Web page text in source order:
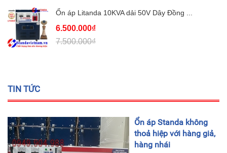
Ổn áp Litanda 10KVA dải 50V Dây Đồng ...
6.500.000₫
7.500.000₫
TIN TỨC
Ổn áp Standa không
thoả hiệp với hàng giả,
hàng nhái